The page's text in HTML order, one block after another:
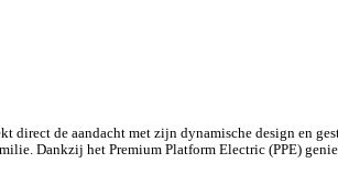
direct de aandacht met zijn dynamische design en
Dankzij het Premium Platform Electric (PPE)